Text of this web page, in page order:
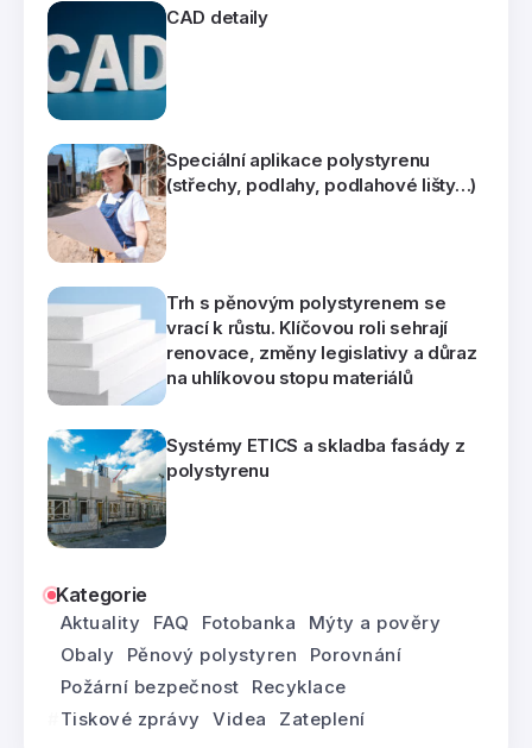
CAD detaily
Speciální aplikace polystyrenu
(střechy, podlahy, podlahové lišty…)
Trh s pěnovým polystyrenem se
vrací k růstu. Klíčovou roli sehrají
renovace, změny legislativy a důraz
na uhlíkovou stopu materiálů
Systémy ETICS a skladba fasády z
polystyrenu
Kategorie
Aktuality FAQ Fotobanka
Mýty a pověry
Obaly
Pěnový polystyren
Porovnání
Požární bezpečnost
Recyklace
Tiskové zprávy
Videa Zateplení